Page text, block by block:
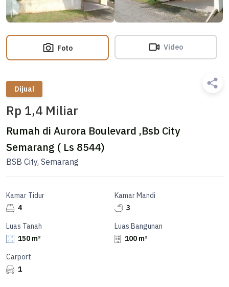
Foto Video
Dijual
Rp 1,4 Miliar
Rumah di Aurora Boulevard ,Bsb City
Semarang ( Ls 8544)
BSB City, Semarang
Kamar Tidur
4
Kamar Mandi
3
Luas Tanah
150 m²
Luas Bangunan
100 m²
Carport
1